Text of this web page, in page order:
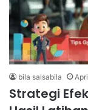
bila salsabila
Strategi